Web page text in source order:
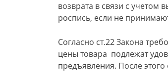
возврата в связи с учетом
роспись, если не
Согласно ст.22 Закона
цены товара подлежат
предъявления. После этого